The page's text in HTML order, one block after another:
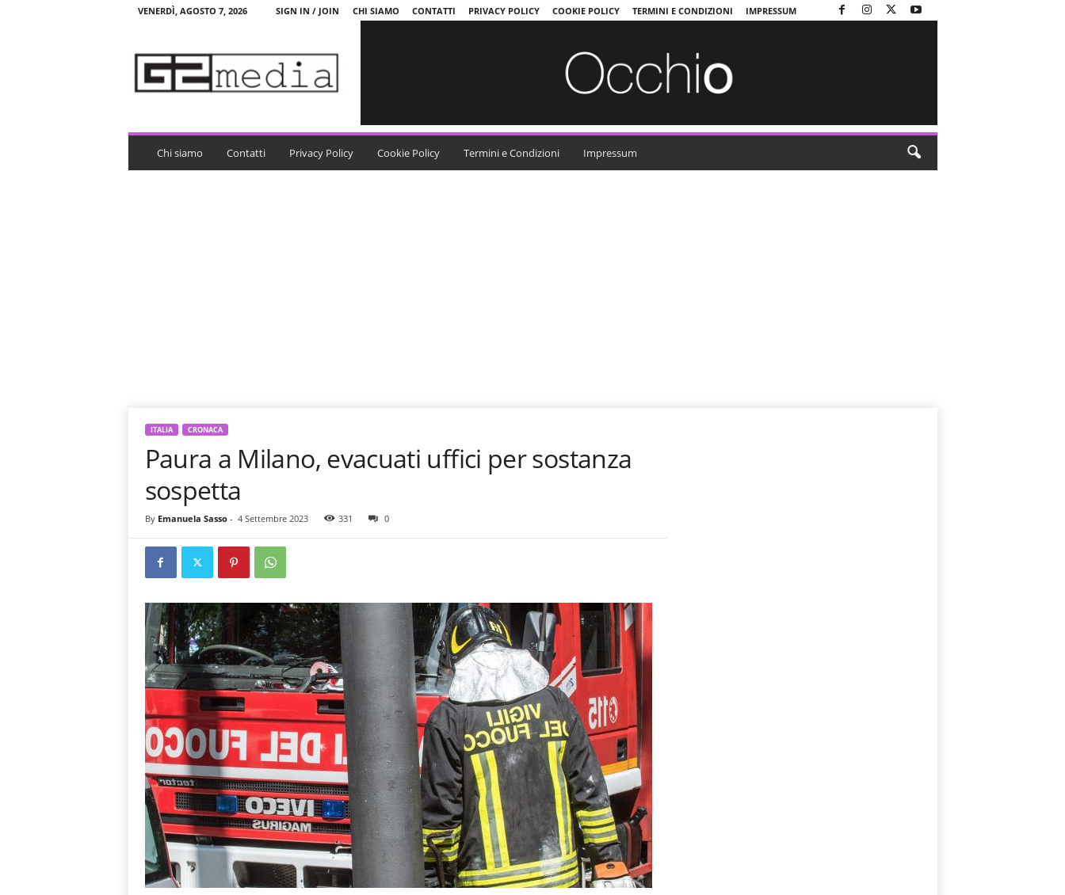
VENERDÌ, AGOSTO 7, 2026 SIGN IN / JOIN CHI SIAMO CONTATTI PRIVACY POLICY COOKIE POLICY TERMINI E CONDIZIONI IMPRESSUM
a
Chi siamo Contatti Privacy Policy Cookie Policy Termini e Condizioni Impressum
ITALIA CRONACA
Paura a Milano, evacuati uffici per sostanza
sospetta
By Emanuela Sasso- 4 Settembre 2023 331 0